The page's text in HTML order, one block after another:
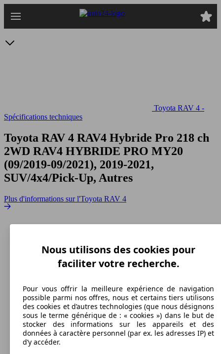
au
Toyota RAV 4 -
Spécifications techniques
Toyota RAV 4 RAV4 Hybride Pro 218 ch
2WD RAV4 HYBRIDE PRO MY20
(09/2019-09/2021), 2019-2021,
SUV/4x4/Pick-Up, Autres
Plus d'informations sur l'Toyota RAV 4
180 km/h
Vitesse maximale
Nous utilisons des cookies pour
faciliter votre recherche.
Pour vous offrir la meilleure expérience de navigation
possible parmi nos offres, nous et certains tiers utilisons
des cookies et d’autres technologies (que nous désignons
sous le terme générique de : « cookies ») dans le but de
stocker des informations sur les appareils et des
données à caractère personnel (par ex. les adresses IP) et
d’y accéder.